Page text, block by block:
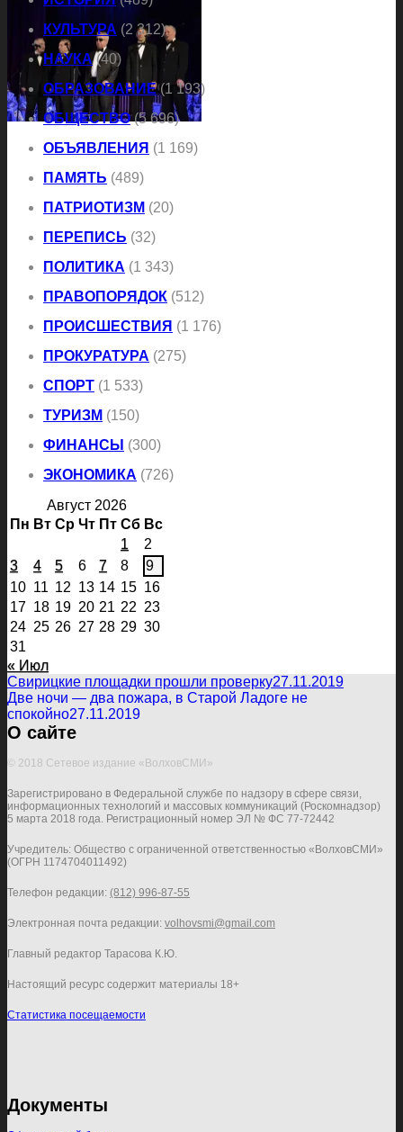
КУЛЬТУРА (2 312)
НАУКА(40)
ОБРАЗОВАНИЕ(1 193)
ОБЩЕСТВО(5 696)
ОБЪЯВЛЕНИЯ (1 169)
ПАМЯТЬ (489)
ПАТРИОТИЗМ (20)
ПЕРЕПИСЬ (32)
ПОЛИТИКА (1 343)
ПРАВОПОРЯДОК (512)
ПРОИСШЕСТВИЯ (1 176)
ПРОКУРАТУРА (275)
СПОРТ (1 533)
ТУРИЗМ (150)
ФИНАНСЫ (300)
ЭКОНОМИКА (726)
Август 2026
Пн Вт Ср Чт Пт Сб Вс
1
2
3
4 5 6 7 8
9
10 11 12 13 14 15 16
17 18 19 20 21 22 23
24 25 26 27 28 29 30
31
« Июл
Свирицкие площадки прошли проверку27.11.2019
Две ночи — два пожара, в Старой Ладоге не
спокойно27.11.2019
О сайте
© 2018 Сетевое издание «ВолховСМИ»
Зарегистрировано в Федеральной службе по надзору в сфере связи,
информационных технологий и массовых коммуникаций (Роскомнадзор)
5 марта 2018 года. Регистрационный номер ЭЛ № ФС 77-72442
Учредитель: Общество с ограниченной ответственностью «ВолховСМИ»
(ОГРН 1174704011492)
Телефон редакции: (812) 996-87-55
Электронная почта редакции: volhovsmi@gmail.com
Главный редактор Тарасова К.Ю.
Настоящий ресурс содержит материалы 18+
Статистика посещаемости
Документы